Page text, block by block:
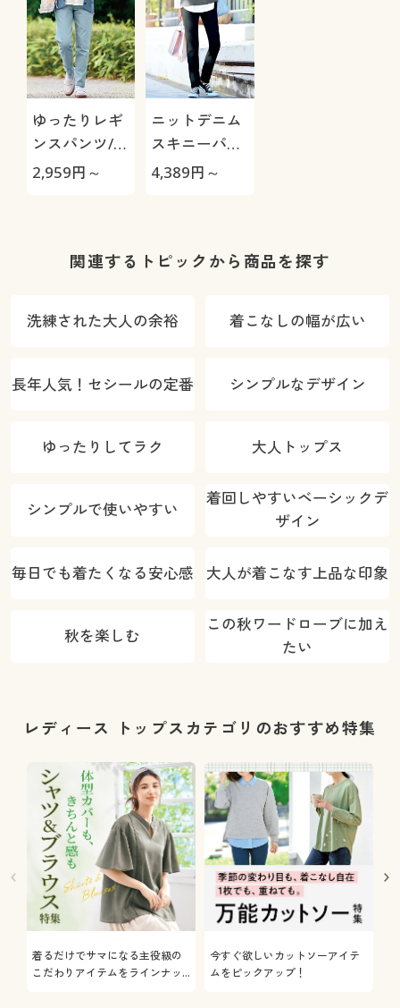
ゆったりレギ
ンスパンツ/細
見えが叶うら
ト・速乾・洗
2,959円～
ニットデニム
スキニーパン
ツ(スマートニ
か・選べる4
中はける)
4,389円～
関連するトピックから商品を探す
洗練された大人の余裕 着こなしの幅が広い
長年人気！セシールの定番 シンプルなデザイン
ゆったりしてラク 大人トップス
シンプルで使いやすい
着回しやすいベーシックデ
ザイン
毎日でも着たくなる安心感 大人が着こなす上品な印象
秋を楽しむ
この秋ワードローブに加え
たい
レディース トップスカテゴリのおすすめ特集
着るだけでサマになる主役級の
こだわりアイテムをラインナッ
今すぐ欲しいカットソーアイテ
ムをピックアップ！